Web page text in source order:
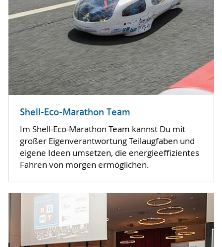
Shell-Eco-Marathon Team
Im Shell-Eco-Marathon Team kannst Du mit
großer Eigenverantwortung Teilaugfaben und
eigene Ideen umsetzen, die energieeffizientes
Fahren von morgen ermöglichen.